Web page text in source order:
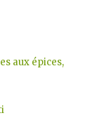
aux épices,